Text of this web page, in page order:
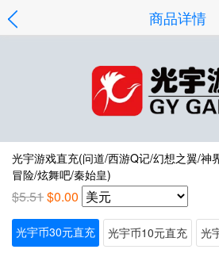
商品详情
光宇游戏直充(问道/西游Q记/幻想之翼/神
冒险/炫舞吧/秦始皇)
$5.51$0.00
光宇币30元直充 光宇币10元直充 光